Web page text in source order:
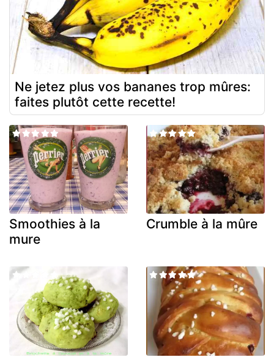
Ne jetez plus vos bananes trop mûres:
faites plutôt cette recette!
Smoothies à la
mure
Crumble à la mûre